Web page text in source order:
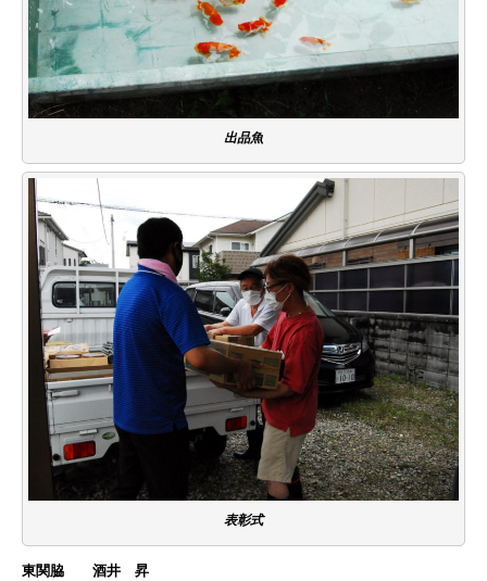
出品魚
表彰式
東関脇 酒井 昇